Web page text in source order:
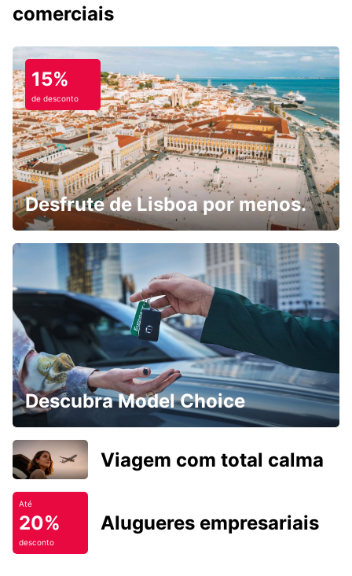
comerciais
15%
de desconto
Desfrute de Lisboa por menos.
Descubra Model Choice
Viagem com total calma
Até
20%
desconto
Alugueres empresariais